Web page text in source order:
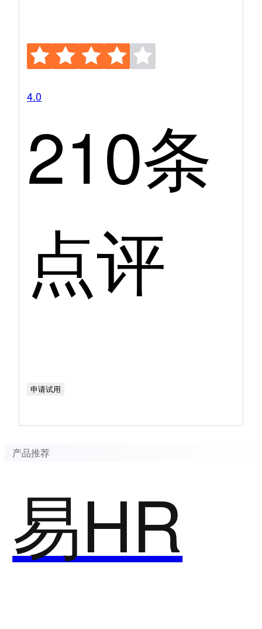
4.0
210条
点评
申请试用
产品推荐
易HR